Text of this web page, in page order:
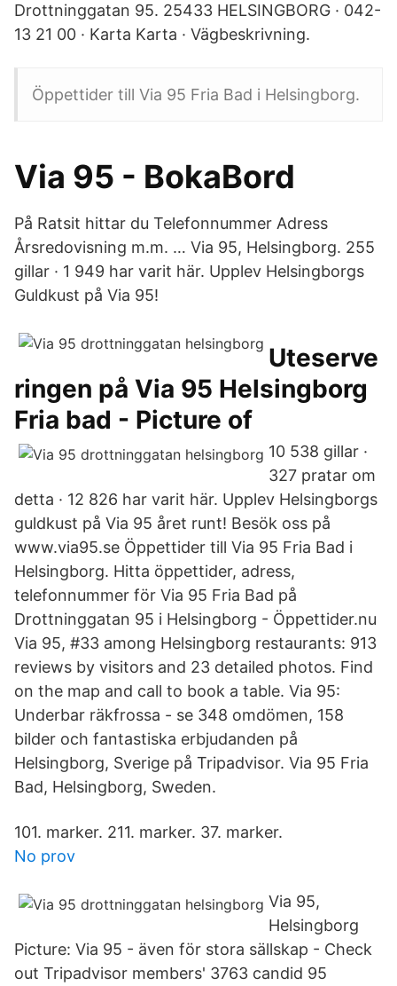
Drottninggatan 95. 25433 HELSINGBORG · 042-
13 21 00 · Karta Karta · Vägbeskrivning.
Öppettider till Via 95 Fria Bad i Helsingborg.
Via 95 - BokaBord
På Ratsit hittar du Telefonnummer Adress
Årsredovisning m.m. … Via 95, Helsingborg. 255
gillar · 1 949 har varit här. Upplev Helsingborgs
Guldkust på Via 95!
Uteserve
ringen på Via 95 Helsingborg
Fria bad - Picture of
10 538 gillar ·
327 pratar om
detta · 12 826 har varit här. Upplev Helsingborgs
guldkust på Via 95 året runt! Besök oss på
www.via95.se Öppettider till Via 95 Fria Bad i
Helsingborg. Hitta öppettider, adress,
telefonnummer för Via 95 Fria Bad på
Drottninggatan 95 i Helsingborg - Öppettider.nu
Via 95, #33 among Helsingborg restaurants: 913
reviews by visitors and 23 detailed photos. Find
on the map and call to book a table. Via 95:
Underbar räkfrossa - se 348 omdömen, 158
bilder och fantastiska erbjudanden på
Helsingborg, Sverige på Tripadvisor. Via 95 Fria
Bad, Helsingborg, Sweden.
101. marker. 211. marker. 37. marker.
No prov
Via 95,
Helsingborg
Picture: Via 95 - även för stora sällskap - Check
out Tripadvisor members' 3763 candid 95